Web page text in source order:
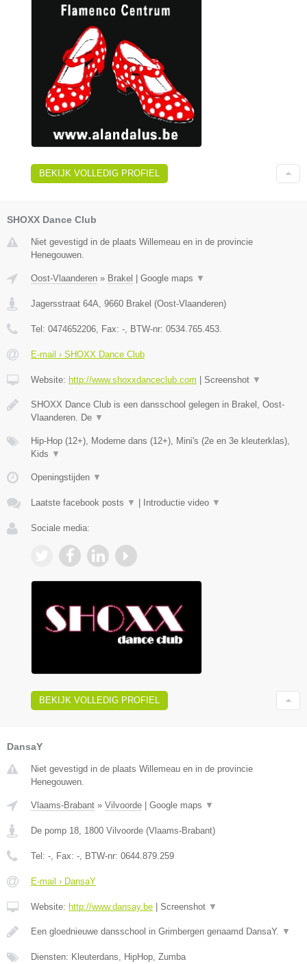
BEKIJK VOLLEDIG PROFIEL
SHOXX Dance Club
Niet gevestigd in de plaats Willemeau en in de provincie
Henegouwen.
Oost-Vlaanderen » Brakel | Google maps ▼
Jagersstraat 64A 9660 Brakel (Oost-Vlaanderen)
Tel: 0474652206 , Fax: - , BTW-nr: 0534.765.453.
E-mail › SHOXX Dance Club
Website: http://www.shoxxdanceclub.com | Screenshot ▼
SHOXX Dance Club is een dansschool gelegen in Brakel, Oost-
Vlaanderen. De ▼
Hip-Hop (12+), Moderne dans (12+), Mini's (2e en 3e kleuterklas),
Kids ▼
Openingstijden ▼
Laatste facebook posts ▼ | Introductie video ▼
Sociale media:
BEKIJK VOLLEDIG PROFIEL
DansaY
Niet gevestigd in de plaats Willemeau en in de provincie
Henegouwen.
Vlaams-Brabant » Vilvoorde | Google maps ▼
De pomp 18 1800 Vilvoorde (Vlaams-Brabant)
Tel: - , Fax: - , BTW-nr: 0644.879.259
E-mail › DansaY
Website: http://www.dansay.be | Screenshot ▼
Een gloednieuwe dansschool in Grimbergen genaamd DansaY. ▼
Diensten: Kleuterdans, HipHop, Zumba